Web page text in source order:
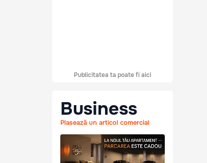
Publicitatea ta poate fi aici
Business
Plasează un articol comercial